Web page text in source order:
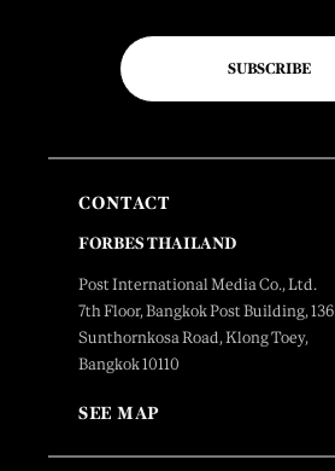
SUBSCRIBE
CONTACT
FORBES THAILAND
Post International Media Co., Ltd.
7th Floor, Bangkok Post Building, 136
Sunthornkosa Road, Klong Toey,
Bangkok 10110
SEE MAP